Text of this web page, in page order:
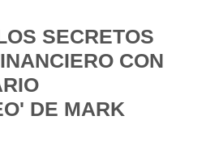
SECRETOS
CON
DE MARK